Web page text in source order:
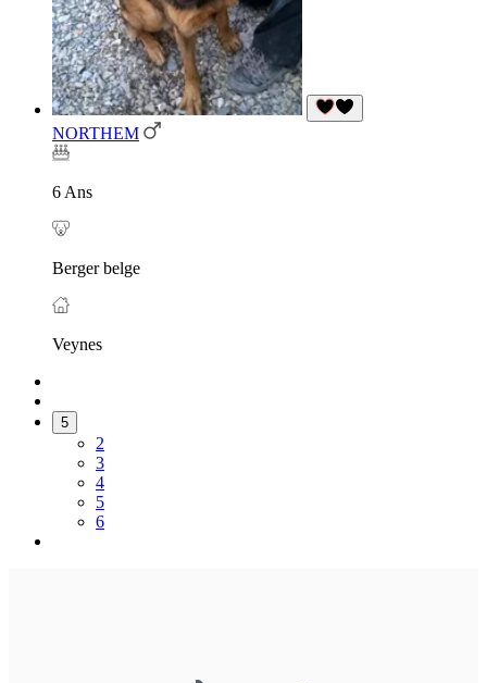
NORTHEM
6 Ans
Berger belge
Veynes
5
2
3
4
5
6